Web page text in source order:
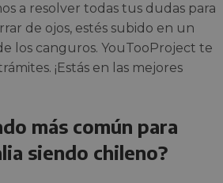
a resolver todas tus dudas para
de ojos, estés subido en un
los canguros. YouTooProject te
¡Estás en las mejores
más común para
siendo chileno?